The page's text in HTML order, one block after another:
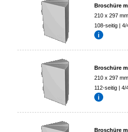
Broschüre
210 x 297 mm
108-seitig | 4/
Broschüre
210 x 297 mm
112-seitig | 4/
Broschüre